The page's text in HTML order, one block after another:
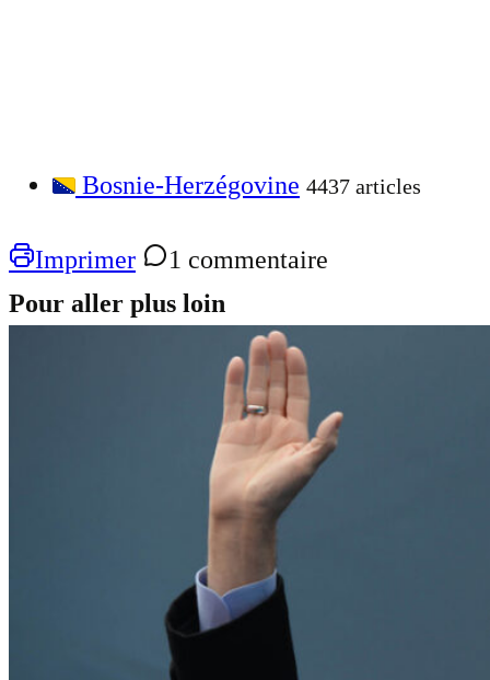
Bosnie-Herzégovine 4437 articles
Imprimer
1 commentaire
Pour aller plus loin